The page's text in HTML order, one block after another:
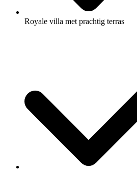
Royale villa met prachtig terras